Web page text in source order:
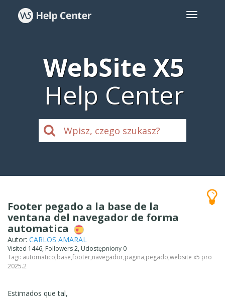
WebSite X5
Help Center
Footer pegado a la base de la
ventana del navegador de forma
automatica
Autor: CARLOS AMARAL
Visited 1446, Followers 2, Udostępniony 0
Tagi: automatico,base,footer,navegador,pagina,pegado,website x5 pro
2025.2
Estimados que tal,